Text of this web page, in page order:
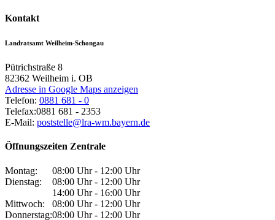
Kontakt
Landratsamt Weilheim-Schongau
Pütrichstraße 8
82362 Weilheim i. OB
Adresse in Google Maps anzeigen
Telefon: 0881 681 - 0
Telefax:0881 681 - 2353
E-Mail: poststelle@lra-wm.bayern.de
Öffnungszeiten Zentrale
Montag:
08:00 Uhr - 12:00 Uhr
Dienstag:
08:00 Uhr - 12:00 Uhr
14:00 Uhr - 16:00 Uhr
Mittwoch:
08:00 Uhr - 12:00 Uhr
Donnerstag:08:00 Uhr - 12:00 Uhr